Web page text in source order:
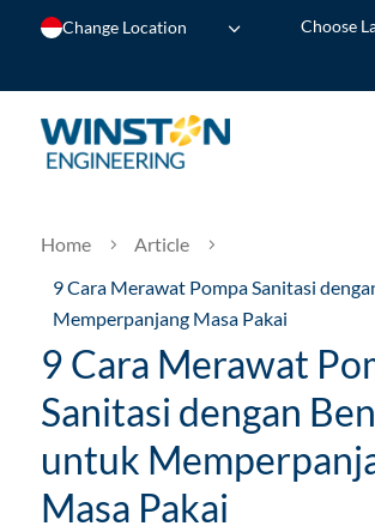
Change Location
Home 5 Article 5
9 Cara Merawat Pompa Sanitasi
Memperpanjang Masa Pakai
9 Cara Merawat
Sanitasi dengan
untuk
Masa Pakai